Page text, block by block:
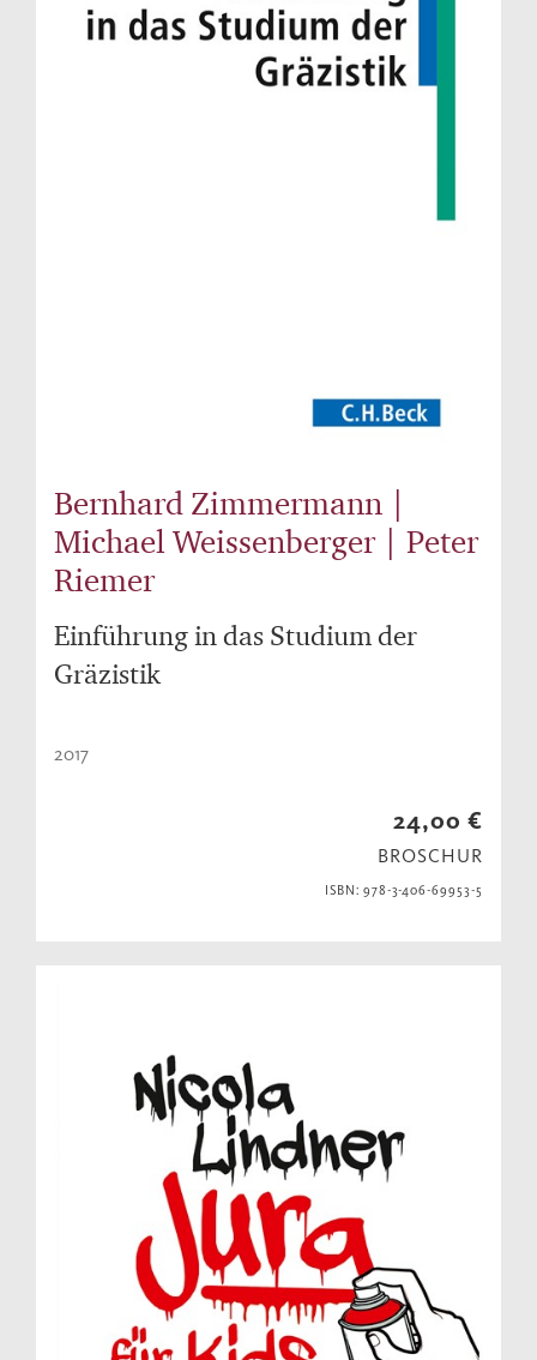
Bernhard Zimmermann |
Michael Weissenberger | Peter
Riemer
Einführung in das Studium der
Gräzistik
2017
24,00 €
BROSCHUR
ISBN: 978-3-406-69953-5